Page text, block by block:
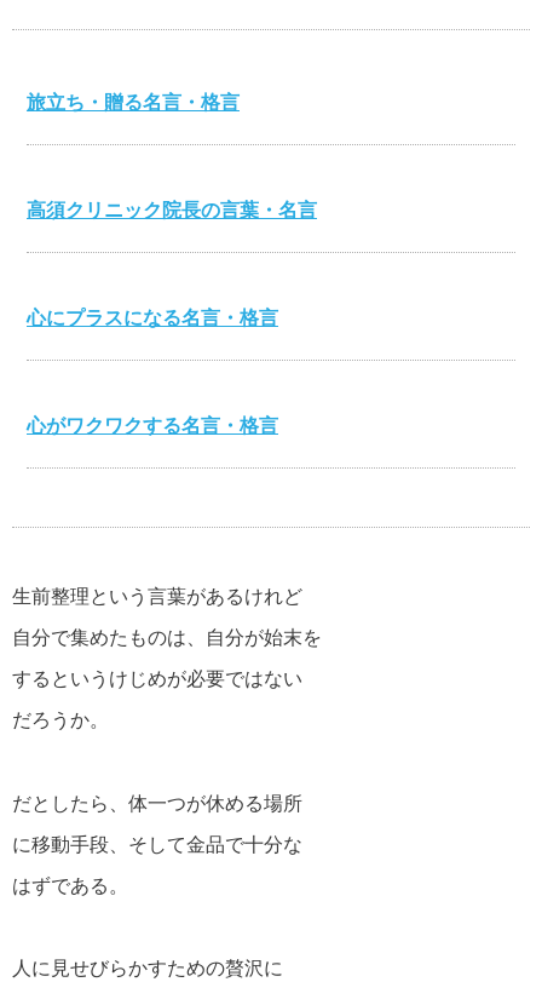
旅立ち・贈る名言・格言
高須クリニック院長の言葉・名言
心にプラスになる名言・格言
心がワクワクする名言・格言
伊集院静の名言・格言
自分が強くなる名言・格言
貧乏を支える名言・格言
自殺についての名言・格言
生前整理という言葉があるけれど
自分で集めたものは、自分が始末を
するというけじめが必要ではない
だろうか。
だとしたら、体一つが休める場所
に移動手段、そして金品で十分な
はずである。
人に見せびらかすための贅沢に